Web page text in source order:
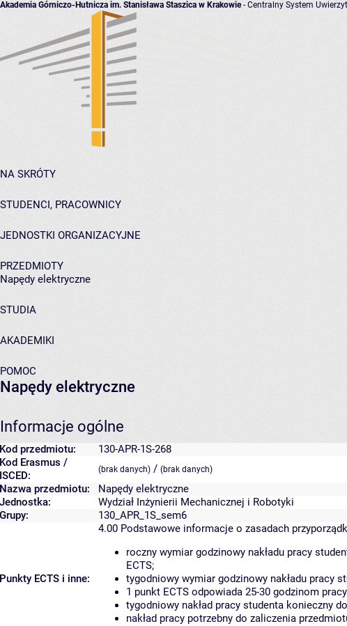
Akademia Górniczo-Hutnicza im. Stanisława Staszica w Krakowie- Centralny System
NA SKRÓTY
STUDENCI, PRACOWNICY
JEDNOSTKI ORGANIZACYJNE
PRZEDMIOTY
Napędy elektryczne
STUDIA
AKADEMIKI
POMOC
Napędy elektryczne
Informacje ogólne
Kod przedmiotu:
130-APR-1S-268
Kod Erasmus /
ISCED:
(brak danych) / (brak danych)
Nazwa przedmiotu:
Napędy elektryczne
Jednostka:
Wydział Inżynierii Mechanicznej i Robotyki
Grupy:
130_APR_1S_sem6
Punkty ECTS i inne:
4.00 Podstawowe informacje o zasadach
roczny wymiar godzinowy nakładu pracy
ECTS;
tygodniowy wymiar godzinowy nakładu pracy
1 punkt ECTS odpowiada 25-30 godzinom
tygodniowy nakład pracy studenta konieczny
nakład pracy potrzebny do zaliczenia